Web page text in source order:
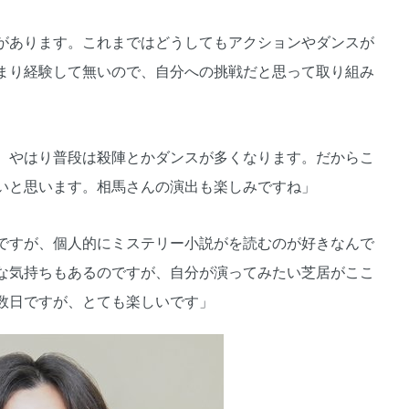
ります。これまではどうしてもアクションやダンスが
経験して無いので、自分への挑戦だと思って取り組み
はり普段は殺陣とかダンスが多くなります。だからこ
思います。相馬さんの演出も楽しみですね」
が、個人的にミステリー小説がを読むのが好きなんで
持ちもあるのですが、自分が演ってみたい芝居がここ
ですが、とても楽しいです」